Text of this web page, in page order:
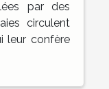
par des
circulent
leur confère